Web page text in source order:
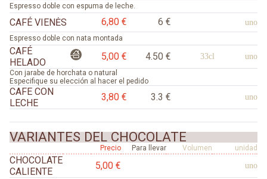
Espresso doble con espuma de leche.
CAFÉ VIENĖS 6,80 € 6 € uno
Espresso doble con nata montada
CAFÉ
HELADO
5,00 € 4.50 € 33cl uno
Con jarabe de horchata o natural
Especifique su elección al hacer el pedido
CAFE CON
LECHE
3,80 € 3.3 € uno
VARIANTES DEL CHOCOLATE
Precio Para llevar Volumen unidad
CHOCOLATE
CALIENTE
5,00 € uno